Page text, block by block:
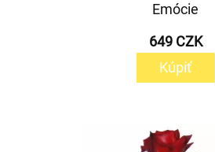
Emócie
649 CZK
Kúpiť